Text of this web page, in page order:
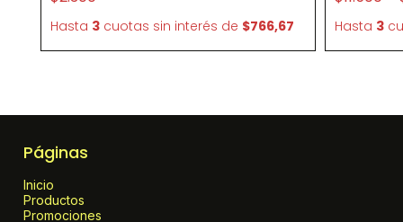
Hasta 3 cuotas sin interés de $766,67 Hasta 3
Páginas
Inicio
Productos
Promociones